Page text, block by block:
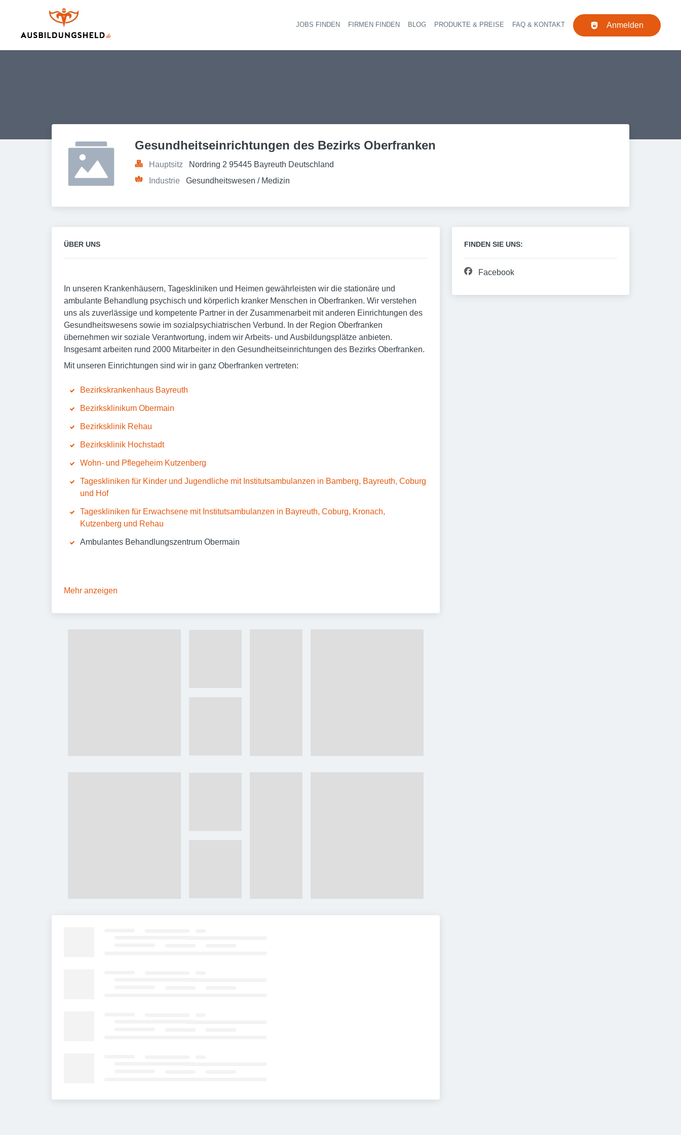
Haupt-Navigation
JOBS FINDEN FIRMEN FINDEN BLOG PRODUKTE & PREISE FAQ & KONTAKT Anmelden
Gesundheitseinrichtungen des Bezirks Oberfranken
Hauptsitz
Nordring 2 95445 Bayreuth Deutschland
Industrie
Gesundheitswesen / Medizin
ÜBER UNS
In unseren Krankenhäusern, Tageskliniken und Heimen gewährleisten wir die stationäre und
ambulante Behandlung psychisch und körperlich kranker Menschen in Oberfranken. Wir verstehen
uns als zuverlässige und kompetente Partner in der Zusammenarbeit mit anderen Einrichtungen des
Gesundheitswesens sowie im sozialpsychiatrischen Verbund. In der Region Oberfranken
übernehmen wir soziale Verantwortung, indem wir Arbeits- und Ausbildungsplätze anbieten.
Insgesamt arbeiten rund 2000 Mitarbeiter in den Gesundheitseinrichtungen des Bezirks Oberfranken.
Mit unseren Einrichtungen sind wir in ganz Oberfranken vertreten:
Bezirkskrankenhaus Bayreuth
Bezirksklinikum Obermain
Bezirksklinik Rehau
Bezirksklinik Hochstadt
Wohn- und Pflegeheim Kutzenberg
Tageskliniken für Kinder und Jugendliche mit Institutsambulanzen in Bamberg, Bayreuth, Coburg
und Hof
Tageskliniken für Erwachsene mit Institutsambulanzen in Bayreuth, Coburg, Kronach,
Kutzenberg und Rehau
Ambulantes Behandlungszentrum Obermain
Mehr anzeigen
FINDEN SIE UNS:
Facebook